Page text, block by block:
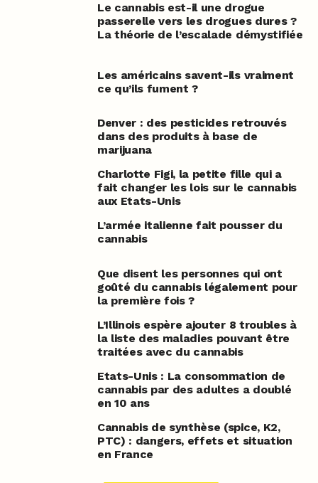
Le cannabis est-il une drogue
passerelle vers les drogues dures ?
La théorie de l’escalade démystifiée
Les américains savent-ils vraiment
ce qu’ils fument ?
Denver : des pesticides retrouvés
dans des produits à base de
marijuana
Charlotte Figi, la petite fille qui a
fait changer les lois sur le cannabis
aux Etats-Unis
L’armée italienne fait pousser du
cannabis
Que disent les personnes qui ont
goûté du cannabis légalement pour
la première fois ?
L’Illinois espère ajouter 8 troubles à
la liste des maladies pouvant être
traitées avec du cannabis
Etats-Unis : La consommation de
cannabis par des adultes a doublé
en 10 ans
Cannabis de synthèse (spice, K2,
PTC) : dangers, effets et situation
en France